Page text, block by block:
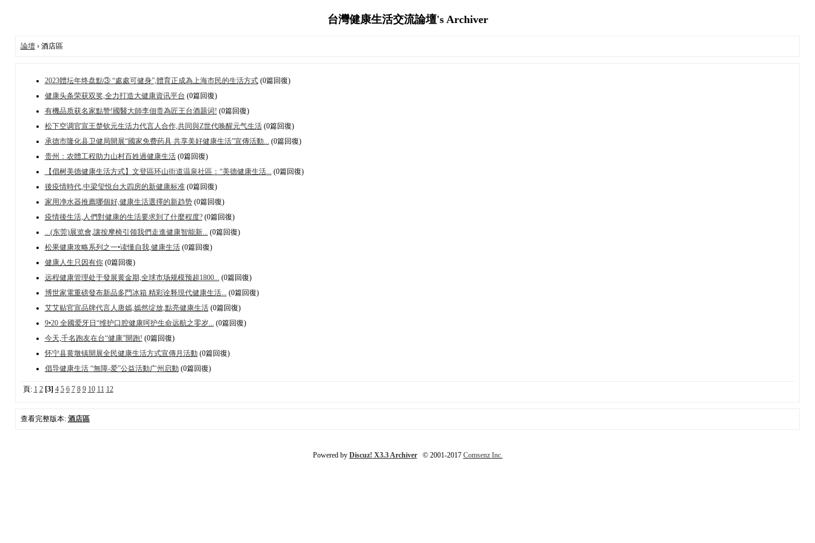
台灣健康生活交流論壇's Archiver
論壇› 酒店區
2023體坛年终盘點③ “處處可健身”,體育正成為上海市民的生活方式(0篇回復)
健康头条荣获双奖,全力打造大健康資讯平台 (0篇回復)
有機品质获名家點赞!國醫大師李佃贵為匠王台酒题词! (0篇回復)
松下空调官宣王楚钦元生活力代言人合作,共同與Z世代唤醒元气生活(0篇回復)
承德市隆化县卫健局開展“國家免费药具 共享美好健康生活”宣傳活動... (0篇回復)
贵州：农體工程助力山村百姓過健康生活(0篇回復)
【倡树美德健康生活方式】文登區环山街道温泉社區：“美德健康生活... (0篇回復)
後疫情時代,中梁玺悦台大四房的新健康标准(0篇回復)
家用净水器推薦哪個好,健康生活選擇的新趋势(0篇回復)
疫情後生活,人們對健康的生活要求到了什麼程度?(0篇回復)
...(东莞)展览會,讓按摩椅引领我們走進健康智能新... (0篇回復)
松果健康攻略系列之一•读懂自我,健康生活(0篇回復)
健康人生只因有你(0篇回復)
远程健康管理处于發展黄金期,全球市场规模预超1800... (0篇回復)
博世家電重磅發布新品多門冰箱 精彩诠释現代健康生活... (0篇回復)
艾艾贴官宣品牌代言人唐嫣,嫣然绽放,點亮健康生活(0篇回復)
9•20 全國爱牙日“维护口腔健康呵护生命远航之零岁... (0篇回復)
今天,千名跑友在台“健康”開跑! (0篇回復)
怀宁县黄墩镇開展全民健康生活方式宣傳月活動(0篇回復)
倡导健康生活 “無障-爱”公益活動广州启動(0篇回復)
頁: 1 2 [3] 4 5 6 7 8 9 10 11 12
查看完整版本: 酒店區
Powered by Discuz! X3.3 Archiver© 2001-2017 Comsenz Inc.